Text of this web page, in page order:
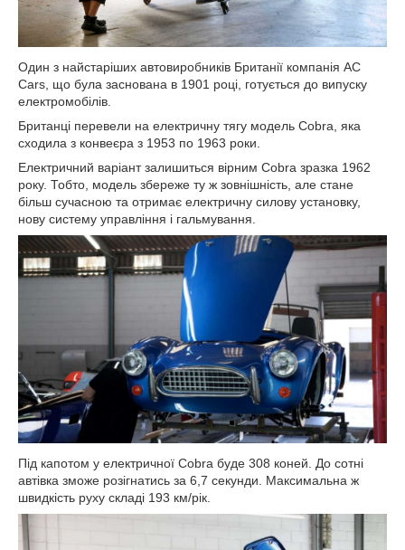
Один з найстаріших автовиробників Британії компанія AC
Cars, що була заснована в 1901 році, готується до випуску
електромобілів.
Британці перевели на електричну тягу модель Cobra, яка
сходила з конвеєра з 1953 по 1963 роки.
Електричний варіант залишиться вірним Cobra зразка 1962
року. Тобто, модель збереже ту ж зовнішність, але стане
більш сучасною та отримає електричну силову установку,
нову систему управління і гальмування.
Під капотом у електричної Cobra буде 308 коней. До сотні
автівка зможе розігнатись за 6,7 секунди. Максимальна ж
швидкість руху складі 193 км/рік.